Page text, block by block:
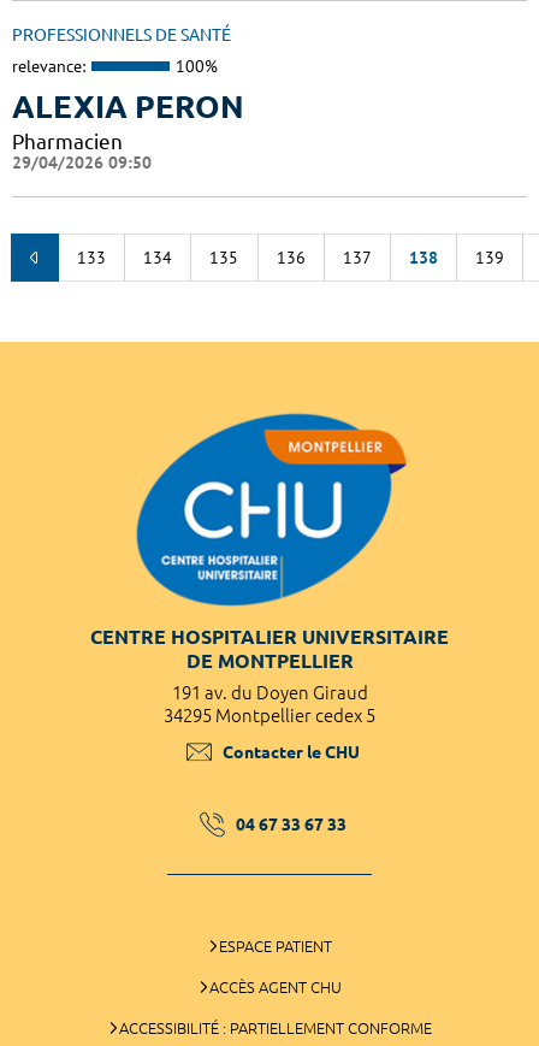
PROFESSIONNELS DE SANTÉ
relevance: 100%
ALEXIA PERON
Pharmacien
29/04/2026 09:50
133 134 135 136 137 138 139
CENTRE HOSPITALIER UNIVERSITAIRE
DE MONTPELLIER
191 av. du Doyen Giraud
34295 Montpellier cedex 5
Contacter le CHU
04 67 33 67 33
ESPACE PATIENT
ACCÈS AGENT CHU
ACCESSIBILITÉ : PARTIELLEMENT CONFORME